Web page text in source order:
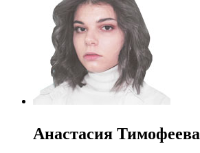
Анастасия Тимофеева